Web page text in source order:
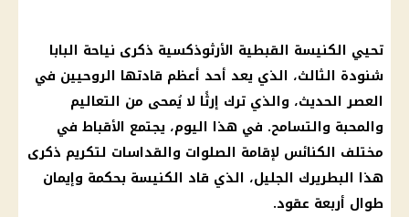
تحيي الكنيسة القبطية الأرثوذكسية ذكرى نياحة البابا
شنودة الثالث، الذي يعد أحد أعظم قادتها الروحيين في
العصر الحديث، والذي ترك إرثًا لا يُمحى من التعاليم
والمحبة والتسامح. في هذا اليوم، يجتمع الأقباط في
مختلف الكنائس لإقامة الصلوات والقداسات لتكريم ذكرى
هذا البطريرك الجليل، الذي قاد الكنيسة بحكمة وإيمان
طوال أربعة عقود.